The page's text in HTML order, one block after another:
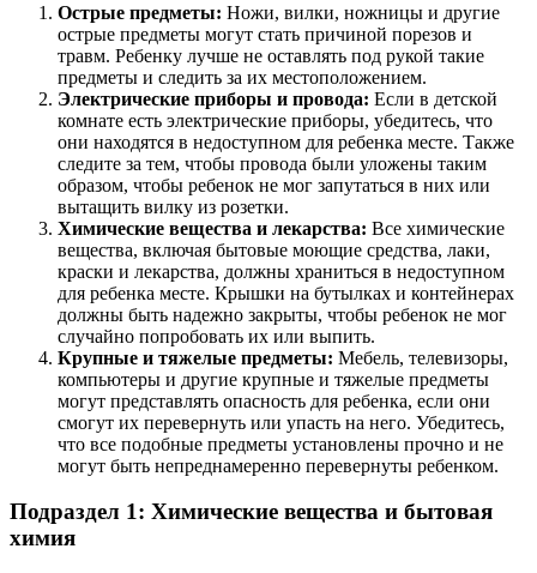
Острые предметы: Ножи, вилки, ножницы и другие
острые предметы могут стать причиной порезов и
травм. Ребенку лучше не оставлять под рукой такие
предметы и следить за их местоположением.
Электрические приборы и провода: Если в детской
комнате есть электрические приборы, убедитесь, что
они находятся в недоступном для ребенка месте. Также
следите за тем, чтобы провода были уложены таким
образом, чтобы ребенок не мог запутаться в них или
вытащить вилку из розетки.
Химические вещества и лекарства: Все химические
вещества, включая бытовые моющие средства, лаки,
краски и лекарства, должны храниться в недоступном
для ребенка месте. Крышки на бутылках и контейнерах
должны быть надежно закрыты, чтобы ребенок не мог
случайно попробовать их или выпить.
Крупные и тяжелые предметы: Мебель, телевизоры,
компьютеры и другие крупные и тяжелые предметы
могут представлять опасность для ребенка, если они
смогут их перевернуть или упасть на него. Убедитесь,
что все подобные предметы установлены прочно и не
могут быть непреднамеренно перевернуты ребенком.
Подраздел 1: Химические вещества и бытовая
химия